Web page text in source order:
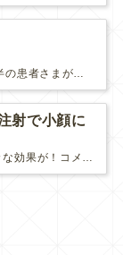
いつもお越し頂いている70代後半の患者さまが「目がショボショボする」とのことでしたので、ヒアルロン酸で目をぱっちりさせました♡…
射で小顔に
コメカミへのヒアルロン酸で色々な効果が！コメカミは年齢とともに痩せやすい部位で、ここが痩せると輪郭に凹凸が出て年齢を感じさせやす…